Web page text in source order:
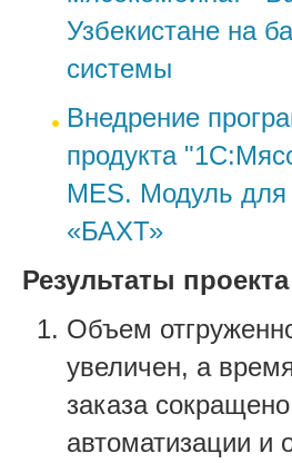
Узбекистане на
системы
Внедрение
продукта
MES. Модуль
«БАХТ»
Результаты проекта
Объем
увеличен, а
заказа
автоматизации и